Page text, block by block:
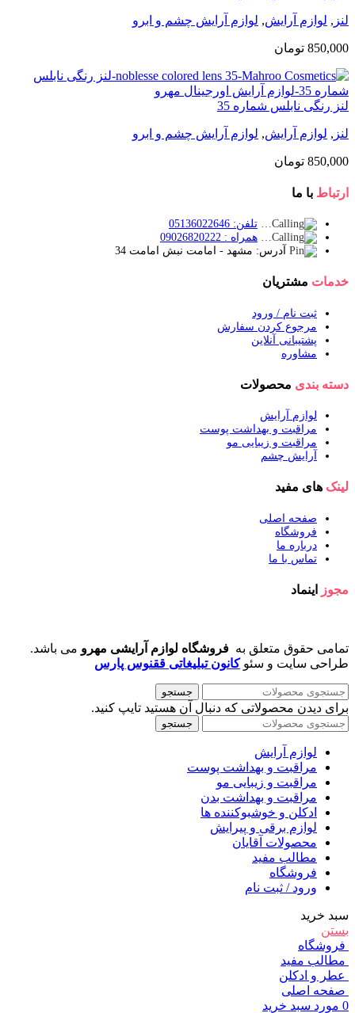
لنز , لوازم آرایش, لوازم آرایش چشم و ابرو
850,000 تومان
لنز رنگی نابلس شماره 35
لنز , لوازم آرایش, لوازم آرایش چشم و ابرو
850,000 تومان
ارتباط با ما
تلفن: 05136022646
همراه : 09026820222
آدرس: مشهد - امامت نبش امامت 34
خدمات مشتریان
ثبت نام / ورود
مرجوع کردن سفارش
پشتیبانی آنلاین
مشاوره
دسته بندی محصولات
لوازم آرایش
مراقبت و بهداشت پوست
مراقبت و زیبایی مو
آرایش چشم
لینک های مفید
صفحه اصلی
فروشگاه
درباره ما
تماس با ما
مجوز اینماد
تمامی حقوق متعلق به فروشگاه لوازم آرایشی مهرو می باشد.
طراحی سایت و سئوکانون تبلیغاتی ققنوس پارس
جستجو
برای دیدن محصولاتی که دنبال آن هستید تایپ کنید.
جستجو
لوازم آرایش
مراقبت و بهداشت پوست
مراقبت و زیبایی مو
مراقبت و بهداشت بدن
ادکلن و خوشبوکننده ها
لوازم برقی و پیرایش
محصولات آقایان
مطالب مفید
فروشگاه
ورود / ثبت نام
سبد خرید
بستن
فروشگاه
مطالب مفید
عطر و ادکلن
صفحه اصلی
0 مورد سبد خرید